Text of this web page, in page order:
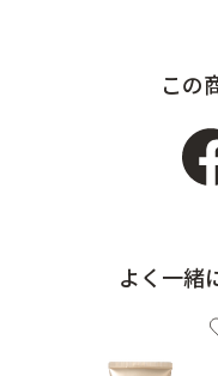
この
よく一緒